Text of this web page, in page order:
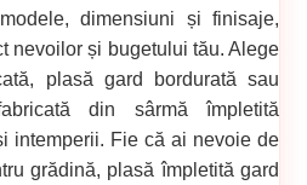
dimensiuni și finisaje,
nevoilor și bugetului tău. Alege
plasă gard bordurată sau
din sârmă împletită
intemperii. Fie că ai nevoie de
grădină, plasă împletită gard